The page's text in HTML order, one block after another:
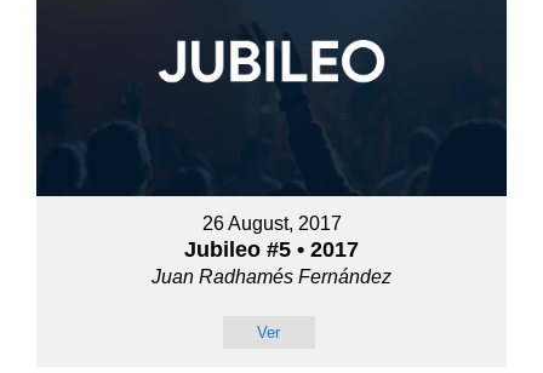
26 August, 2017
Jubileo #5 • 2017
Juan Radhamés Fernández
Ver